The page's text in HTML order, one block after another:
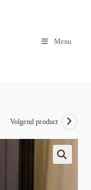
Menu
Volgend product